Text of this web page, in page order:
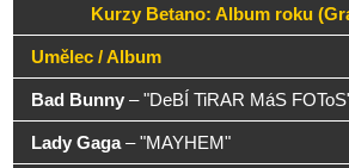
Kurzy Betano: Album roku
Umělec / Album
Bad Bunny – "DeBÍ TiRAR MáS
Lady Gaga– "MAYHEM"